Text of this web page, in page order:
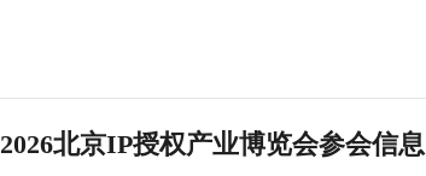
2026北京IP授权产业博览会参会信息